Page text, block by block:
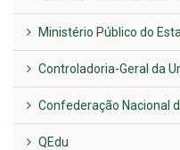
Ministério Público do
Controladoria-Geral da
Confederação Nacional
QEdu